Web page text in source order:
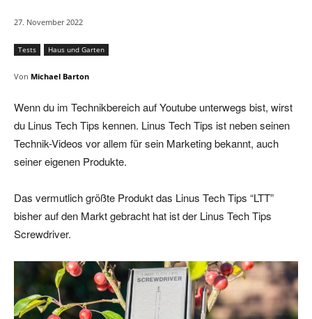
27. November 2022
Tests Haus und Garten
Von Michael Barton
Wenn du im Technikbereich auf Youtube unterwegs bist, wirst
du Linus Tech Tips kennen. Linus Tech Tips ist neben seinen
Technik-Videos vor allem für sein Marketing bekannt, auch
seiner eigenen Produkte.
Das vermutlich größte Produkt das Linus Tech Tips “LTT”
bisher auf den Markt gebracht hat ist der Linus Tech Tips
Screwdriver.